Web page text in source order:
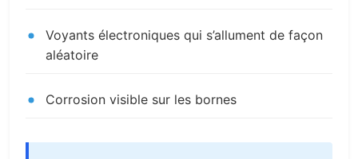
Voyants électroniques qui s’allument de façon
aléatoire
Corrosion visible sur les bornes